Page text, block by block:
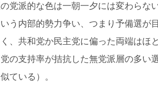
党派的な色は一朝一夕には変わらな
う内部的勢力争い、つまり予備選が
、共和党か民主党に偏った両端はほ
の支持率が拮抗した無党派層の多い
ている）。